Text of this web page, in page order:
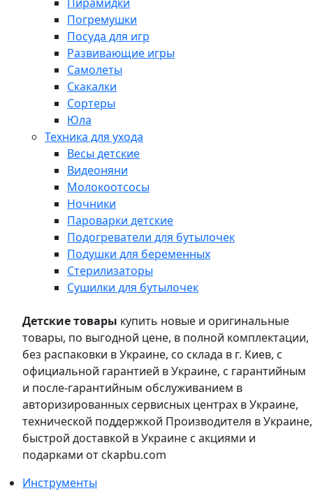
Погремушки
Посуда для игр
Развивающие игры
Самолеты
Скакалки
Сортеры
Юла
Техника для ухода
Весы детские
Видеоняни
Молокоотсосы
Ночники
Пароварки детские
Подогреватели для бутылочек
Подушки для беременных
Стерилизаторы
Сушилки для бутылочек
Детские товары купить новые и оригинальные
товары, по выгодной цене, в полной комплектации,
без распаковки в Украине, со склада в г. Киев, с
официальной гарантией в Украине, с гарантийным
и после-гарантийным обслуживанием в
авторизированных сервисных центрах в Украине,
технической поддержкой Производителя в Украине,
быстрой доставкой в Украине с акциями и
подарками от ckapbu.com
Инструменты